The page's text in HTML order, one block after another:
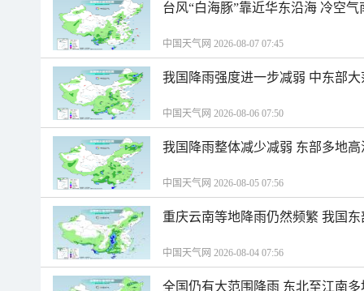
台风“白海豚”靠近华东沿海 冷空
中国天气网 2026-08-07 07:45
我国降雨强度进一步减弱 中东部
中国天气网 2026-08-06 07:50
我国降雨整体减少减弱 东部多地
中国天气网 2026-08-05 07:56
重庆云南等地降雨仍然频繁 我国
中国天气网 2026-08-04 07:56
全国仍有大范围降雨 东北至江南